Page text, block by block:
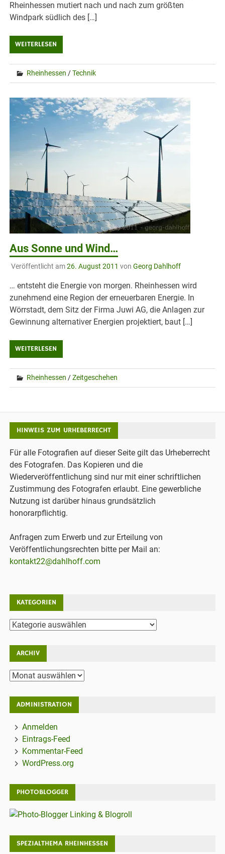
Rheinhessen mutiert nach und nach zum größten
Windpark südlich des […]
WEITERLESEN
Rheinhessen /Technik
Aus Sonne und Wind…
Veröffentlicht am26. August 2011 von Georg Dahlhoff
… entsteht die Energie von morgen. Rheinhessen wird
zunehmend eine Region der erneuerbaren Energie. In
Wörrstadt, dem Sitz der Firma Juwi AG, die Anlagen zur
Gewinnung alternativer Energien projektiert, baut […]
WEITERLESEN
Rheinhessen /Zeitgeschehen
HINWEIS ZUM URHEBERRECHT
Für alle Fotografien auf dieser Seite gilt das Urheberrecht
des Fotografen. Das Kopieren und die
Wiederveröffentlichung sind nur mit einer schriftlichen
Zustimmung des Fotografen erlaubt. Eine gewerbliche
Nutzung ist darüber hinaus grundsätzlich
honorarpflichtig.
Anfragen zum Erwerb und zur Erteilung von
Veröffentlichungsrechten bitte per Mail an:
kontakt22@dahlhoff.com
KATEGORIEN
Kategorien
ARCHIV
Archiv
ADMINISTRATION
Anmelden
Eintrags-Feed
Kommentar-Feed
WordPress.org
PHOTOBLOGGER
SPEZIALTHEMA RHEINHESSEN